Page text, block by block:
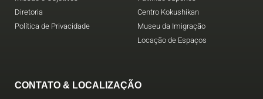
Diretoria
Política de Privacidade
Centro Kokushikan
Museu da Imigração
Locação de Espaços
CONTATO & LOCALIZAÇÃO